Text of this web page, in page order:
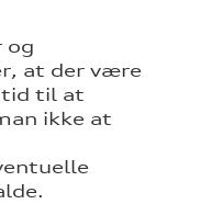
og
at der være
tid til at
ikke at